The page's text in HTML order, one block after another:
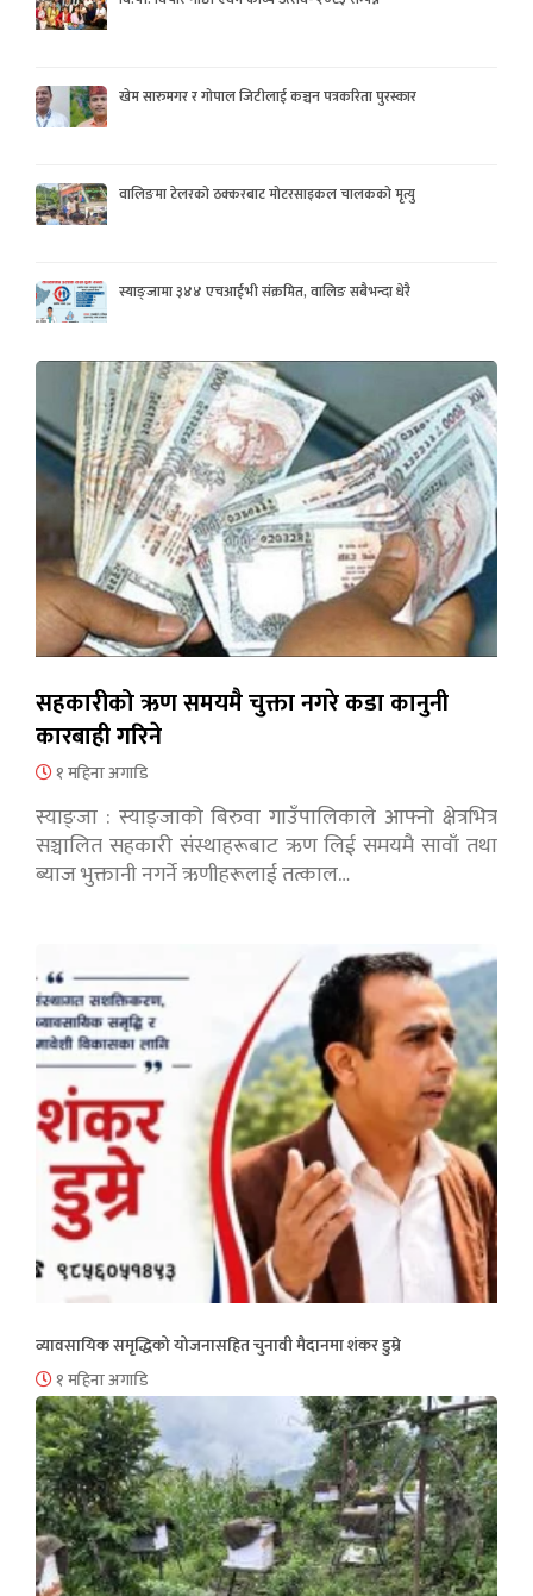
खेम सारुमगर र गोपाल जिटीलाई कञ्चन पत्रकरिता पुरस्कार
वालिङमा टेलरको ठक्करबाट मोटरसाइकल चालकको मृत्यु
स्याङ्जामा ३४४ एचआईभी संक्रमित, वालिङ सबैभन्दा धेरै
सहकारीको ऋण समयमै चुक्ता नगरे कडा कानुनी
कारबाही गरिने
१ महिना अगाडि
स्याङ्जा : स्याङ्जाको बिरुवा गाउँपालिकाले आफ्नो क्षेत्रभित्र
सञ्चालित सहकारी संस्थाहरूबाट ऋण लिई समयमै सावाँ तथा
ब्याज भुक्तानी नगर्ने ऋणीहरूलाई तत्काल…
व्यावसायिक समृद्धिको योजनासहित चुनावी मैदानमा शंकर डुम्रे
१ महिना अगाडि